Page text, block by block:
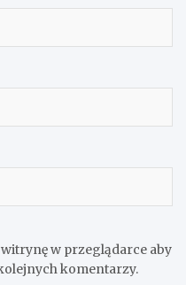
w przeglądarce aby
komentarzy.